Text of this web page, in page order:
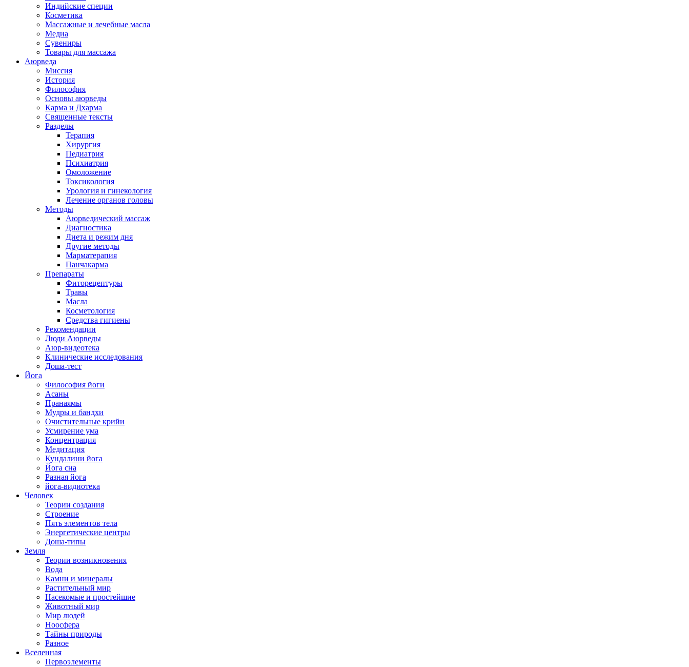
Индийские специи
Косметика
Массажные и лечебные масла
Медиа
Сувениры
Товары для массажа
Аюрведа
Миссия
История
Философия
Основы аюрведы
Карма и Дхарма
Священные тексты
Разделы
Терапия
Хирургия
Педиатрия
Психиатрия
Омоложение
Токсикология
Урология и гинекология
Лечение органов головы
Методы
Аюрведический массаж
Диагностика
Диета и режим дня
Другие методы
Марматерапия
Панчакарма
Препараты
Фиторецептуры
Травы
Масла
Косметология
Средства гигиены
Рекомендации
Люди Аюрведы
Аюр-видеотека
Клинические исследования
Доша-тест
Йога
Философия йоги
Асаны
Пранаямы
Мудры и бандхи
Очистительные крийи
Усмирение ума
Концентрация
Медитация
Кундалини йога
Йога сна
Разная йога
йога-видиотека
Человек
Теории создания
Строение
Пять элементов тела
Энергетические центры
Доша-типы
Земля
Теории возникновения
Вода
Камни и минералы
Растительный мир
Насекомые и простейшие
Животный мир
Мир людей
Ноосфера
Тайны природы
Разное
Вселенная
Первоэлементы